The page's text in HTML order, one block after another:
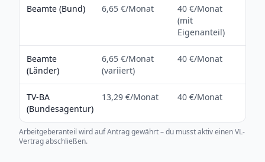
Beamte (Bund) 6,65 €/Monat
40 €/Monat
(mit
Eigenanteil)
Beamte
(Länder)
6,65 €/Monat
(variiert)
40 €/Monat
TV-BA
(Bundesagentur)
13,29 €/Monat 40 €/Monat
Arbeitgeberanteil wird auf Antrag gewährt – du musst aktiv einen VL-
Vertrag abschließen.